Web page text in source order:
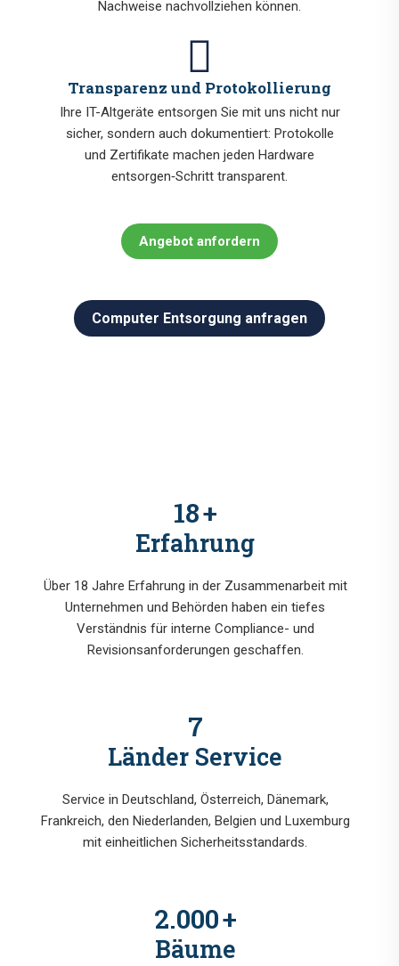
Nachweise nachvollziehen können.
Transparenz und Protokollierung
Ihre IT-Altgeräte entsorgen Sie mit uns nicht nur
sicher, sondern auch dokumentiert: Protokolle
und Zertifikate machen jeden Hardware
entsorgen‑Schritt transparent.
Angebot anfordern
Computer Entsorgung anfragen
18+
Erfahrung
Über 18 Jahre Erfahrung in der Zusammenarbeit mit
Unternehmen und Behörden haben ein tiefes
Verständnis für interne Compliance- und
Revisionsanforderungen geschaffen.
7
Länder Service
Service in Deutschland, Österreich, Dänemark,
Frankreich, den Niederlanden, Belgien und Luxemburg
mit einheitlichen Sicherheitsstandards.
2.000+
Bäume